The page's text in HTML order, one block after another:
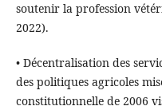
soutenir la profession
2022).
• Décentralisation des
des politiques agricoles
constitutionnelle de 2006